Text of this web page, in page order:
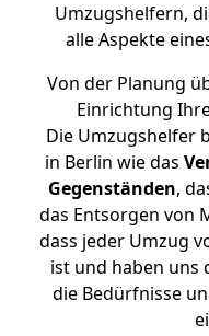
Umzugshelfern,
alle Aspekte
Von der Planung
Einrichtung
Die Umzugshelfer
in Berlin wie das
Gegenständen,
das Entsorgen von
dass jeder Umzug
ist und haben uns
die Bedürfnisse